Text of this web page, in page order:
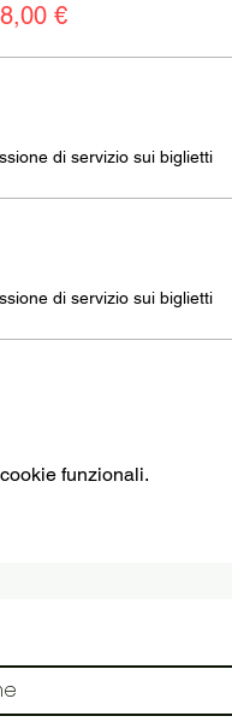
€
di servizio sui biglietti
di servizio sui biglietti
funzionali.